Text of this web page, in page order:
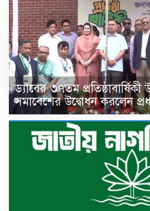
ড্যাবের ৩৭তম
সমাবেশের উদ্বোধন করলেন